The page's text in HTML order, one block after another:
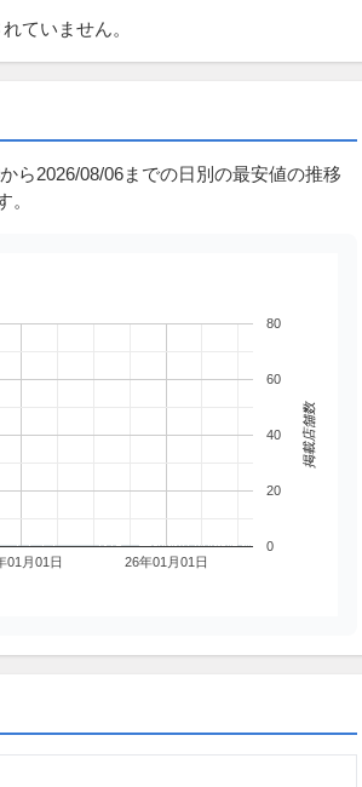
ていません。
ら2026/08/06までの日別の最安値の推移
。
01月01日 26年01月01日
0
20
40
60
80
掲載店舗数